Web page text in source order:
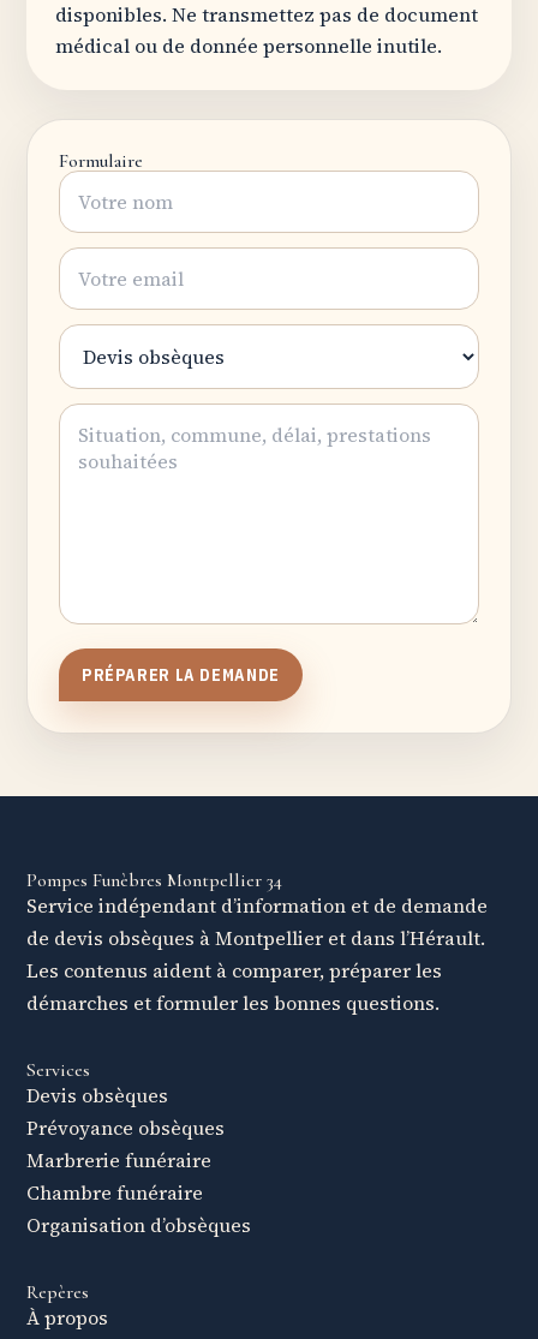
disponibles. Ne transmettez pas de document
médical ou de donnée personnelle inutile.
Formulaire
PRÉPARER LA DEMANDE
Pompes Funèbres Montpellier 34
Service indépendant d’information et de demande
de devis obsèques à Montpellier et dans l’Hérault.
Les contenus aident à comparer, préparer les
démarches et formuler les bonnes questions.
Services
Devis obsèques
Prévoyance obsèques
Marbrerie funéraire
Chambre funéraire
Organisation d’obsèques
Repères
À propos